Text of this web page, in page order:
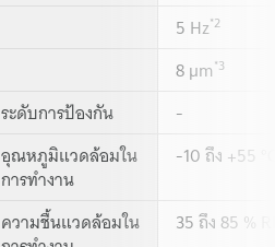
5 Hz*2
8 µm*3
ระดับการป้องกัน
-
อุณหภูมิแวดล้อมใน
การทำงาน
-10 ถึง +55
ความชื้นแวดล้อมใน 35 ถึง 85 %